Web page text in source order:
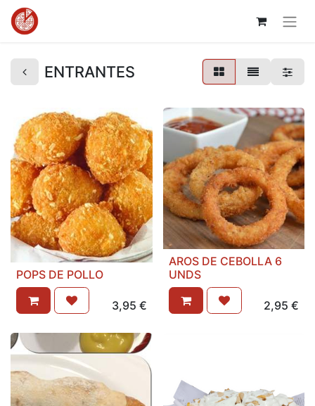
ENTRANTES
POPS DE POLLO
3,95 €
AROS DE CEBOLLA 6
UNDS
2,95 €